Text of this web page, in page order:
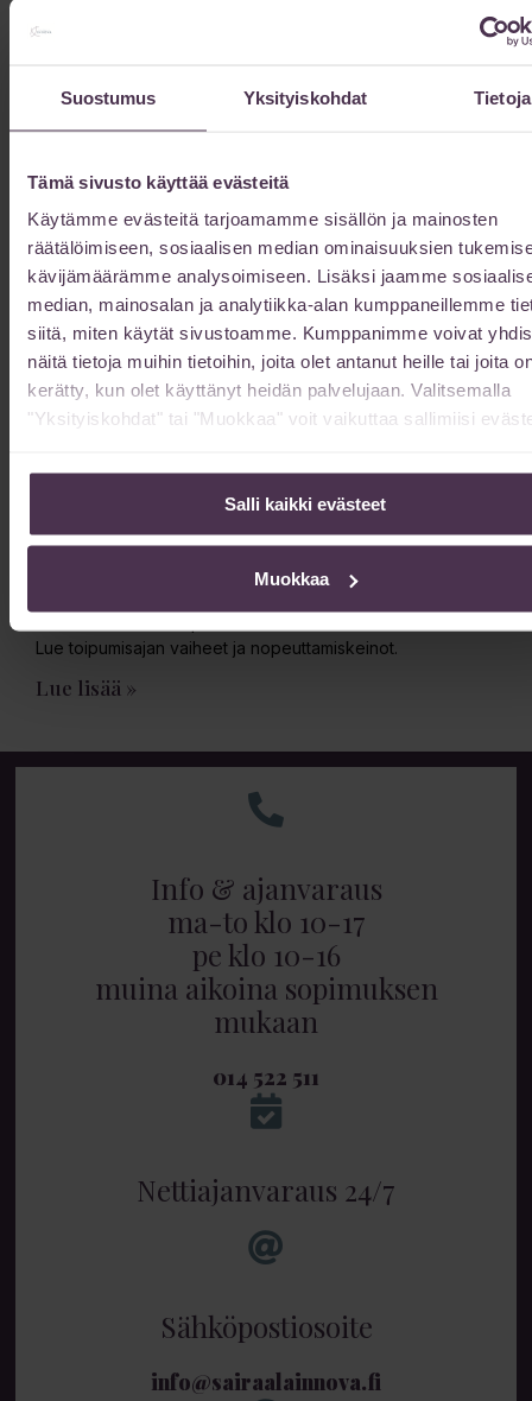
Suostumus Yksityiskohdat Tietoja
Tämä sivusto käyttää evästeitä
Käytämme evästeitä tarjoamamme sisällön ja mainosten
räätälöimiseen, sosiaalisen median ominaisuuksien
kävijämäärämme analysoimiseen. Lisäksi jaamme
median, mainosalan ja analytiikka-alan kumppaneillemme
siitä, miten käytät sivustoamme. Kumppanimme voivat
näitä tietoja muihin tietoihin, joita olet antanut heille tai joita
kerätty, kun olet käyttänyt heidän palvelujaan. Valitsemalla
"Yksityiskohdat" tai "Muokkaa" voit vaikuttaa sallimiisi
Salli kaikki evästeet
Muokkaa
Kun harkitset rasvaimua, valinta oikeasta sairaalasta vaikuttaa
toipumiskokemuksen kannalta. Sairaala Innova erottuu
Lue lisää »
Mistä tunnistaa oikeasti kokeneen ja taitavan,
kasvonkohotuksia tekevän plastiikkakirurgin?
19/02/2026
Plastiikkakirurgi Kristiina Hietanen vastaa: ”Minulta kysytään tätä
aika usein. Kysymys on hyvin olennainen. mutta en usko, että
olisin tehnyt yhtäkään täysin onnistunutta kasvojenkohotusta
ilman laaja-alaista
Kuinka kauan vatsan muotoilun toipuminen
Lue toipumisajan vaiheet ja nopeuttamiskeinot.
Lue lisää »
Info & ajanvaraus
ma-to klo 10-17
pe klo 10-16
muina aikoina sopimuksen
mukaan
014 522 511
Nettiajanvaraus 24/7
Sähköpostiosoite
info@sairaalainnova.fi